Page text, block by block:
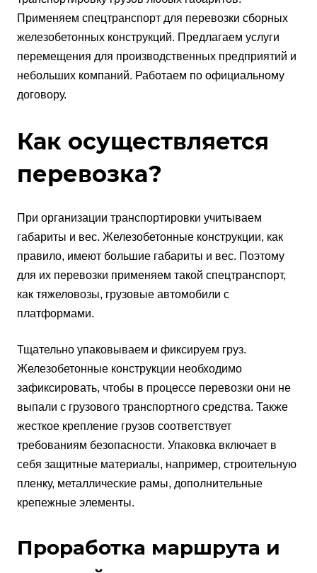
Применяем спецтранспорт для перевозки сборных
железобетонных конструкций. Предлагаем услуги
перемещения для производственных предприятий и
небольших компаний. Работаем по официальному
договору.
Как осуществляется
перевозка?
При организации транспортировки учитываем
габариты и вес. Железобетонные конструкции, как
правило, имеют большие габариты и вес. Поэтому
для их перевозки применяем такой спецтранспорт,
как тяжеловозы, грузовые автомобили с
платформами.
Тщательно упаковываем и фиксируем груз.
Железобетонные конструкции необходимо
зафиксировать, чтобы в процессе перевозки они не
выпали с грузового транспортного средства. Также
жесткое крепление грузов соответствует
требованиям безопасности. Упаковка включает в
себя защитные материалы, например, строительную
пленку, металлические рамы, дополнительные
крепежные элементы.
Проработка маршрута и